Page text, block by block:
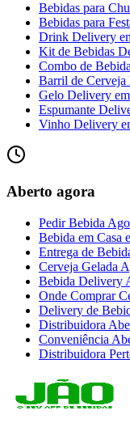
Bebidas para
Bebidas para
Drink Delivery
Kit de Bebidas
Combo de
Barril de
Gelo Delivery em
Espumante
Vinho Delivery
Aberto agora
Pedir Bebida
Bebida em Casa
Entrega de
Cerveja Gelada
Bebida Delivery
Onde Comprar
Delivery de
Distribuidora
Conveniência
Distribuidora